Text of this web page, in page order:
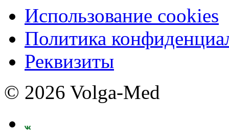
Использование cookies
Политика
Реквизиты
© 2026 Volga-Med